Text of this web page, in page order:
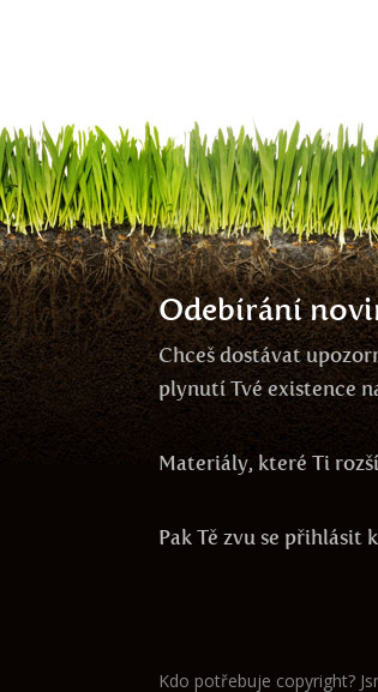
Odebírání
Chceš dostávat
plynutí Tvé existence
Materiály, které Ti
Pak Tě zvu se přihlásit
Kdo potřebuje copyright?